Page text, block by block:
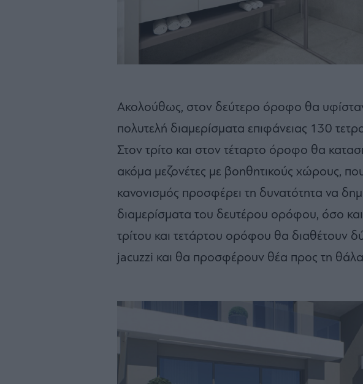
Ακολούθως, στον δεύτερο όροφο θα
πολυτελή διαμερίσματα επιφάνειας 130
Στον τρίτο και στον τέταρτο όροφο θα
ακόμα μεζονέτες με βοηθητικούς χώρους,
κανονισμός προσφέρει τη δυνατότητα να
διαμερίσματα του δευτέρου ορόφου, όσο και
τρίτου και τετάρτου ορόφου θα διαθέτουν
jacuzzi και θα προσφέρουν θέα προς τη